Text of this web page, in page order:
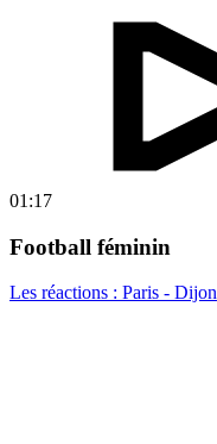
01:17
Football féminin
Les réactions : Paris - Dijon